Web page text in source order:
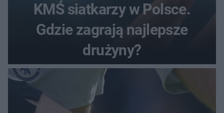
KMŚ siatkarzy w Polsce.
Gdzie zagrają najlepsze
drużyny?